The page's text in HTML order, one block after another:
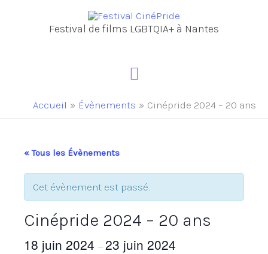
Festival de films LGBTQIA+ à Nantes
Menu
principal
Accueil Évènements Cinépride 2024 – 20 ans
« Tous les Évènements
Cet évènement est passé.
Cinépride 2024 – 20 ans
18 juin 2024 – 23 juin 2024